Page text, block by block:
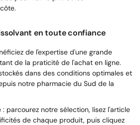
en toute confiance
de l'expertise d'une grande
de la praticité de l'achat en ligne.
dans des conditions optimales et
notre pharmacie du Sud de la
parcourez notre sélection, lisez l'article
de chaque produit, puis cliquez